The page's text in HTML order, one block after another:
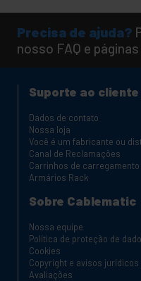
Precisa de ajuda?
nosso FAQ e
Suporte ao cliente
Dados de contato
Nossa loja
Você é um fabricante ou
Canal de Reclamações
Carrinhos de
Armários Rack
Sobre Cablematic
Nossa equipe
Política de proteção de
Cookies
Copyright e avisos jurídicos
Avaliações